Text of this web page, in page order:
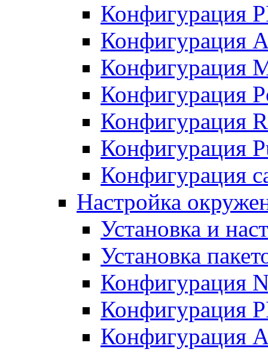
Конфигурация
Конфигурация
Конфигурация
Конфигурация
Конфигурация
Конфигурация
Конфигурация
Настройка
Установка и
Установка
Конфигурация
Конфигурация
Конфигурация